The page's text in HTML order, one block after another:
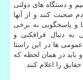
و دستگاه های دولتی
صحبت كنند و از آنها
و پاسخگویی به برخی
به دنبال فرافكنی و
ها در این راستا
باید در همان لحظه كه
را اعلام كنند.